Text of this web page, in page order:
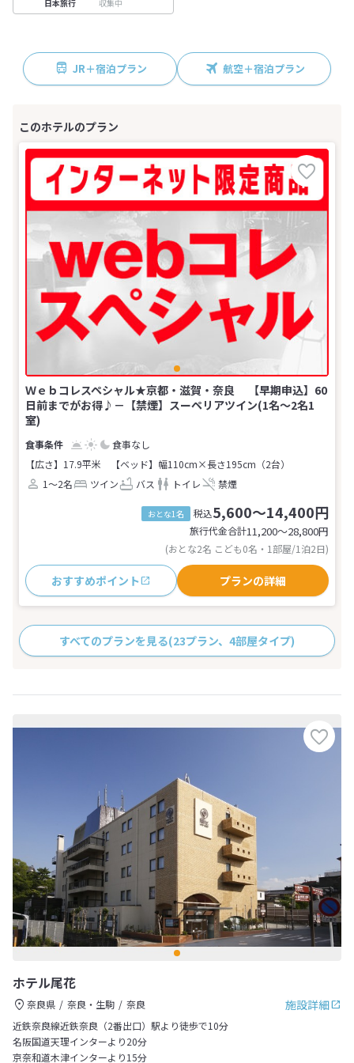
日本旅行 収集中
JR＋宿泊プラン 航空＋宿泊プラン
Ｗｅｂコレスペシャル★京都・滋賀・奈良 【早期申込】60
日前までがお得♪－【禁煙】スーペリアツイン(1名～2名1
室)
食事なし
【広さ】17.9平米
【ベッド】幅110cm×長さ195cm（2台）
1～2名
ツイン バス トイレ 禁煙
おとな1名 税込5,600～14,400円
旅行代金合計11,200〜28,800円
(おとな2名 こども0名・1部屋/1泊2日)
おすすめポイント プランの詳細
すべてのプランを見る(23プラン、4部屋タイプ)
ホテル尾花
施設詳細
奈良県 奈良・生駒
奈良
近鉄奈良線近鉄奈良（2番出口）駅より徒歩で10分
名阪国道天理インターより20分
京奈和道木津インターより15分